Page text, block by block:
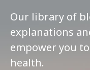
Our library of
explanations
empower you
health.